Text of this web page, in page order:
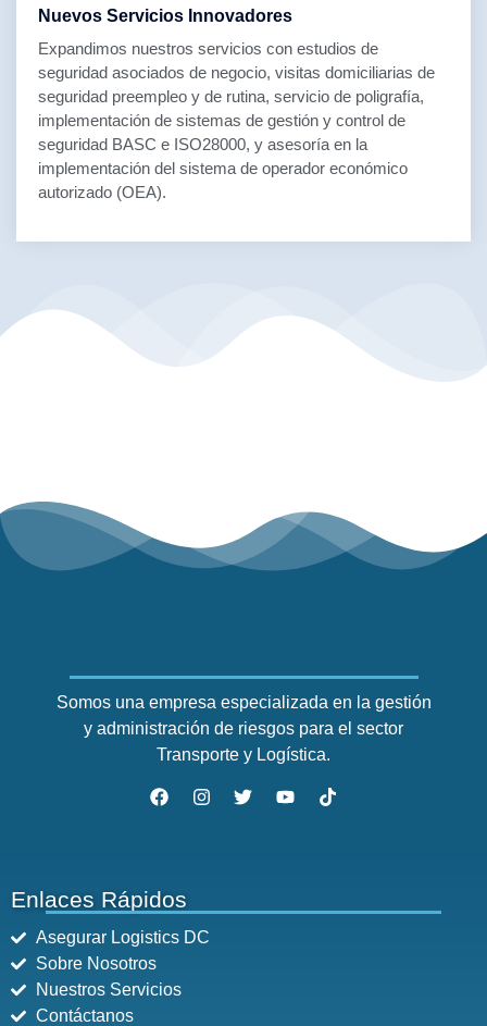
Nuevos Servicios Innovadores
Expandimos nuestros servicios con estudios de
seguridad asociados de negocio, visitas domiciliarias de
seguridad preempleo y de rutina, servicio de poligrafía,
implementación de sistemas de gestión y control de
seguridad BASC e ISO28000, y asesoría en la
implementación del sistema de operador económico
autorizado (OEA).
Somos una empresa especializada en la gestión
y administración de riesgos para el sector
Transporte y Logística.
Enlaces Rápidos
Asegurar Logistics DC
Sobre Nosotros
Nuestros Servicios
Contáctanos